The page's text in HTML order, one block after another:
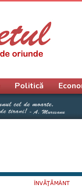
ÎNVĂŢĂMÂNT
Politică